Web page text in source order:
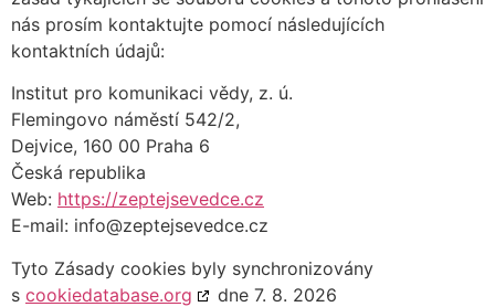
nás prosím kontaktujte pomocí následujících
kontaktních údajů:
Institut pro komunikaci vědy, z. ú.
Flemingovo náměstí 542/2,
Dejvice, 160 00 Praha 6
Česká republika
Web: https://zeptejsevedce.cz
E-mail: info@zeptejsevedce.cz
Tyto Zásady cookies byly synchronizovány
s cookiedatabase.org dne 7. 8. 2026